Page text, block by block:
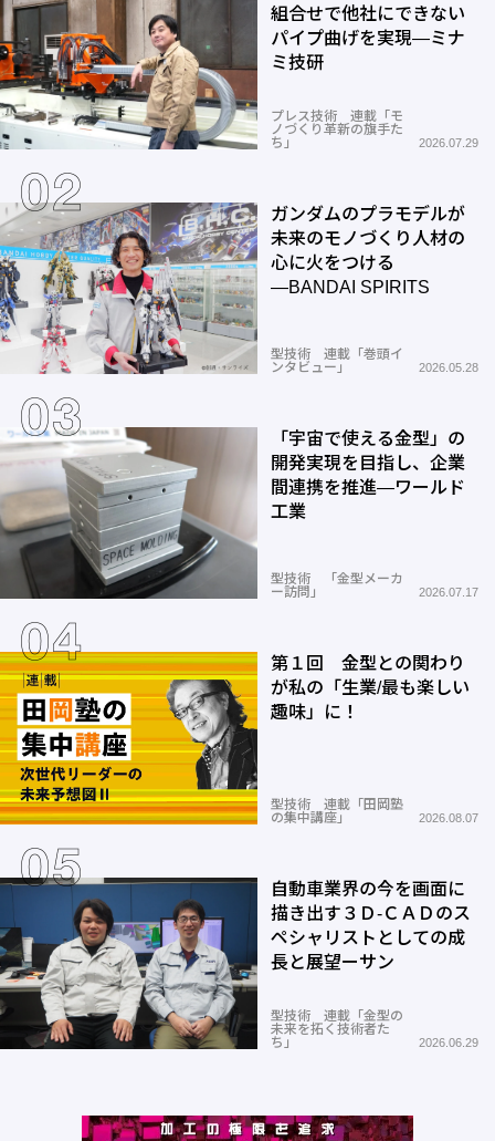
組合せで他社にできない
パイプ曲げを実現―ミナ
ミ技研
プレス技術 連載「モ
ノづくり革新の旗手た
ち」
2026.07.29
ガンダムのプラモデルが
未来のモノづくり人材の
心に火をつける
―BANDAI SPIRITS
型技術 連載「巻頭イ
ンタビュー」
2026.05.28
「宇宙で使える金型」の
開発実現を目指し、企業
間連携を推進―ワールド
工業
型技術 「金型メーカ
ー訪問」
2026.07.17
第１回 金型との関わり
が私の「生業/最も楽しい
趣味」に！
型技術 連載「田岡塾
の集中講座」
2026.08.07
自動車業界の今を画面に
描き出す３Ｄ-ＣＡＤのス
ペシャリストとしての成
長と展望ーサン
型技術 連載「金型の
未来を拓く技術者た
ち」
2026.06.29